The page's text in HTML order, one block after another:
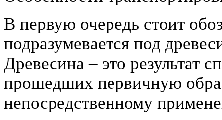
В первую очередь стоит
подразумевается под
Древесина – это результат
прошедших первичную
непосредственному